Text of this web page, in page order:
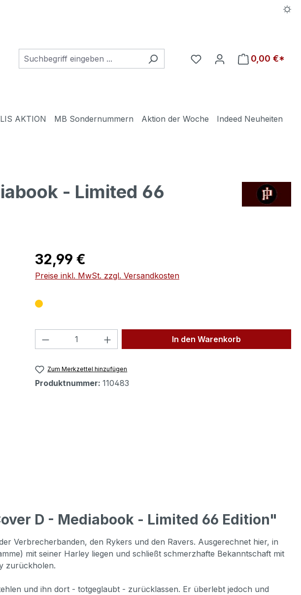
Du hast 0 Produkte auf
0,00 €*
AKTION MB Sondernummern Aktion der Woche
Indeed Neuheiten
- Limited 66
Regulärer Preis:
32,99 €
Preise inkl. MwSt. zzgl. Versandkosten
Produkt Anzahl: Gib den gewünschten Wert
In den Warenkorb
Zum Merkzettel hinzufügen
Produktnummer: 110483
D - Mediabook - Limited 66 Edition"
Verbrecherbanden, den Rykers und den Ravers. Ausgerechnet hier, in
mit seiner Harley liegen und schließt schmerzhafte Bekanntschaft mit
zurückholen.
und ihn dort - totgeglaubt - zurücklassen. Er überlebt jedoch und